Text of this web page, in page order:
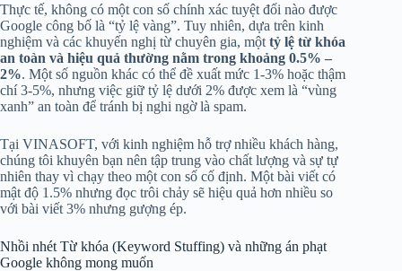
Thực tế, không có một con số chính xác tuyệt đối nào được
Google công bố là “tỷ lệ vàng”. Tuy nhiên, dựa trên kinh
nghiệm và các khuyến nghị từ chuyên gia, một tỷ lệ từ khóa
an toàn và hiệu quả thường nằm trong khoảng 0.5% –
2%. Một số nguồn khác có thể đề xuất mức 1-3% hoặc thậm
chí 3-5%, nhưng việc giữ tỷ lệ dưới 2% được xem là “vùng
xanh” an toàn để tránh bị nghi ngờ là spam.
Tại VINASOFT, với kinh nghiệm hỗ trợ nhiều khách hàng,
chúng tôi khuyên bạn nên tập trung vào chất lượng và sự tự
nhiên thay vì chạy theo một con số cố định. Một bài viết có
mật độ 1.5% nhưng đọc trôi chảy sẽ hiệu quả hơn nhiều so
với bài viết 3% nhưng gượng ép.
Nhồi nhét Từ khóa (Keyword Stuffing) và những án phạt
Google không mong muốn